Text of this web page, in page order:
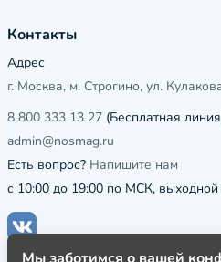
Контакты
Адрес
г. Москва, м. Строгино, ул.
8 800 333 13 27 (Бесплатная
admin@nosmag.ru
Есть вопрос? Напишите нам
с 10:00 до 19:00 по МСК,